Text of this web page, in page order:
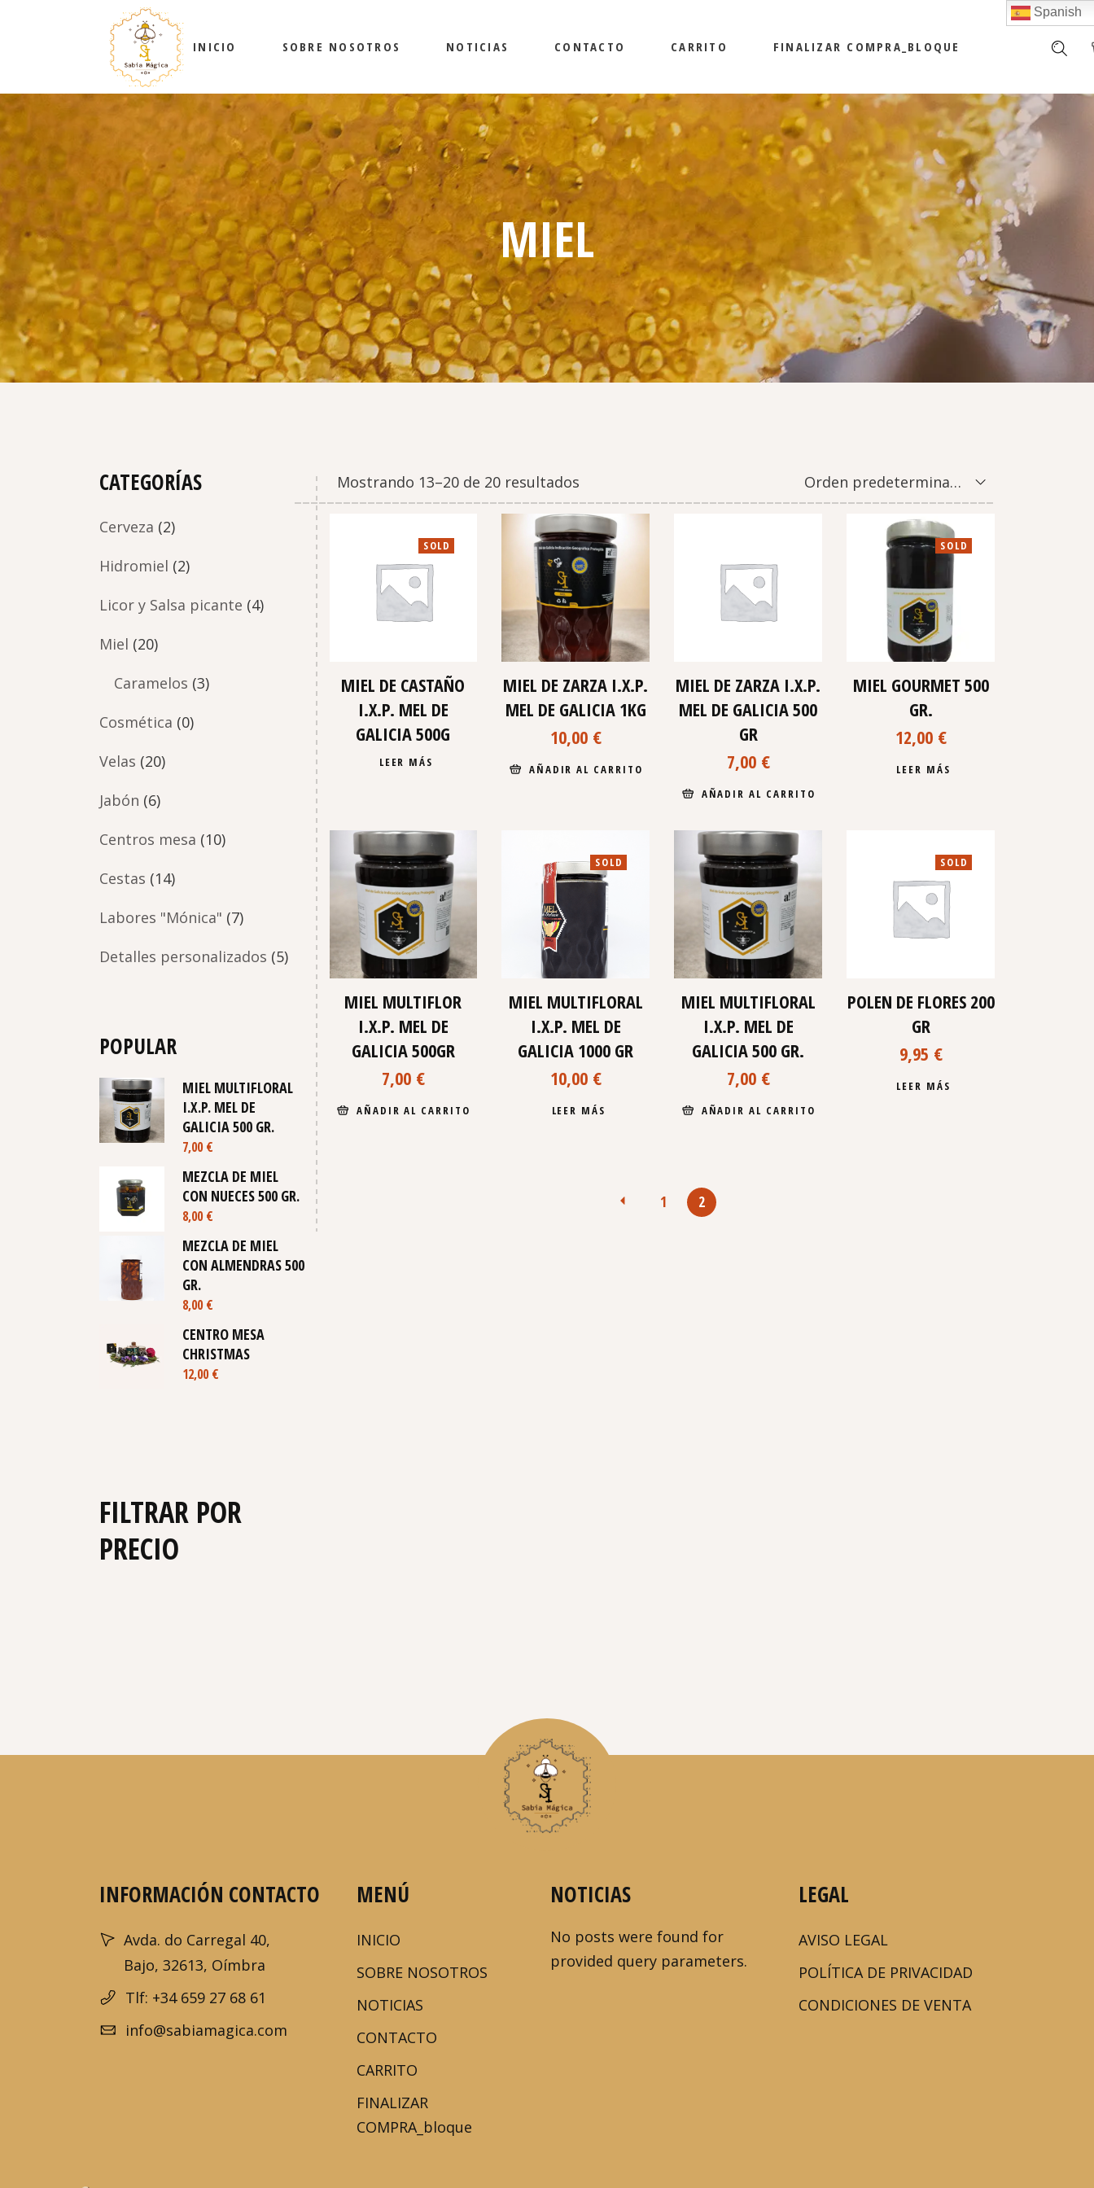
INICIO SOBRE NOSOTROS NOTICIAS CONTACTO CARRITO FINALIZAR COMPRA_BLOQUE
Spanish
MIEL
Mostrando 13–20 de 20 resultados Orden predeterminado
SOLD
MIEL DE CASTAÑO
I.X.P. MEL DE
GALICIA 500G
LEER MÁS
MIEL DE ZARZA I.X.P.
MEL DE GALICIA 1KG
10,00 €
AÑADIR AL CARRITO
MIEL DE ZARZA I.X.P.
MEL DE GALICIA 500
GR
7,00 €
AÑADIR AL CARRITO
SOLD
MIEL GOURMET 500
GR.
12,00 €
LEER MÁS
MIEL MULTIFLOR
I.X.P. MEL DE
GALICIA 500GR
7,00 €
AÑADIR AL CARRITO
SOLD
MIEL MULTIFLORAL
I.X.P. MEL DE
GALICIA 1000 GR
10,00 €
LEER MÁS
MIEL MULTIFLORAL
I.X.P. MEL DE
GALICIA 500 GR.
7,00 €
AÑADIR AL CARRITO
SOLD
POLEN DE FLORES 200
GR
9,95 €
LEER MÁS
1 2
CATEGORÍAS
Cerveza (2)
Hidromiel (2)
Licor y Salsa picante (4)
Miel (20)
Caramelos (3)
Cosmética (0)
Velas (20)
Jabón (6)
Centros mesa (10)
Cestas (14)
Labores "Mónica" (7)
Detalles personalizados (5)
POPULAR
MIEL MULTIFLORAL
I.X.P. MEL DE
GALICIA 500 GR.
7,00€
MEZCLA DE MIEL
CON NUECES 500 GR.
8,00€
MEZCLA DE MIEL
CON ALMENDRAS 500
GR.
8,00€
CENTRO MESA
CHRISTMAS
12,00€
FILTRAR POR
PRECIO
INFORMACIÓN CONTACTO
Avda. do Carregal 40,
Bajo, 32613, Oímbra
Tlf: +34 659 27 68 61
info@sabiamagica.com
MENÚ
INICIO
SOBRE NOSOTROS
NOTICIAS
CONTACTO
CARRITO
FINALIZAR
COMPRA_bloque
NOTICIAS
No posts were found for
provided query parameters.
LEGAL
AVISO LEGAL
POLÍTICA DE PRIVACIDAD
CONDICIONES DE VENTA